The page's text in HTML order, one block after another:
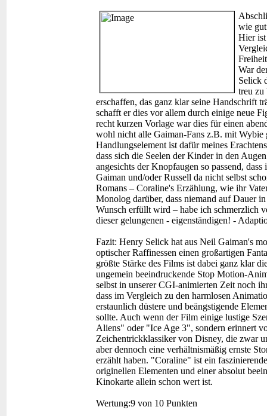
wie
Hier ist
War
Selick
treu zu
erschaffen, das ganz klar seine Handschrift
schafft er dies vor allem durch einige neue
recht kurzen Vorlage war dies für einen
wohl nicht alle Gaiman-Fans z.B. mit
Handlungselement ist dafür meines
dass sich die Seelen der Kinder in den
angesichts der Knopfaugen so passend,
Gaiman und/oder Russell da nicht selbst
Romans – Coraline's Erzählung, wie ihr
Monolog darüber, dass niemand auf Dauer
Wunsch erfüllt wird – habe ich schmerzlich
dieser gelungenen - eigenständigen! -
Fazit: Henry Selick hat aus Neil Gaiman's
optischer Raffinessen einen großartigen
größte Stärke des Films ist dabei ganz klar
ungemein beeindruckende Stop Motion-
selbst in unserer CGI-animierten Zeit noch
dass im Vergleich zu den harmlosen
erstaunlich düstere und beängstigende
sollte. Auch wenn der Film einige lustige
Aliens" oder "Ice Age 3", sondern erinnert
Zeichentrickklassiker von Disney, die zwar
aber dennoch eine verhältnismäßig ernste
erzählt haben. "Coraline" ist ein
originellen Elementen und einer absolut
Kinokarte allein schon wert ist.
Wertung:9 von 10 Punkten